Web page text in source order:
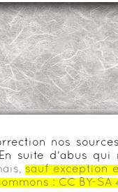
nos
suite d'abus
sauf exception
: CC BY-SA